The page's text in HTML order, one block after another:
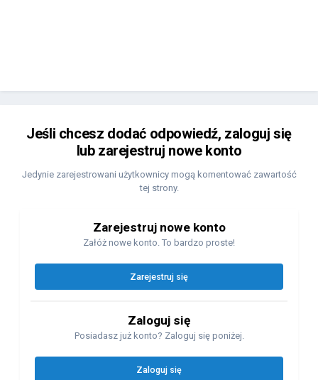
Jeśli chcesz dodać odpowiedź, zaloguj się
lub zarejestruj nowe konto
Jedynie zarejestrowani użytkownicy mogą komentować zawartość
tej strony.
Zarejestruj nowe konto
Załóż nowe konto. To bardzo proste!
Zarejestruj się
Zaloguj się
Posiadasz już konto? Zaloguj się poniżej.
Zaloguj się